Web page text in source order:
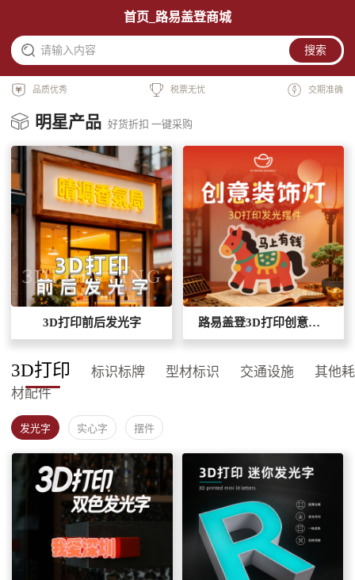
首页_路易盖登商城
请输入内容 搜索
品质优秀 税票无忧 交期准确
明星产品 好货折扣 一键采购
3D打印前后发光字 路易盖登3D打印创意装饰灯宝马款【马上有钱】
3D打印 标识标牌 型材标识 交通设施
其他耗
材配件
发光字 实心字 摆件